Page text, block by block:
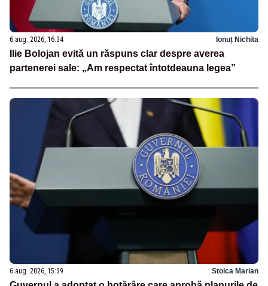
6 aug. 2026, 16:34 Ionuț Nichita
Ilie Bolojan evită un răspuns clar despre averea
partenerei sale: „Am respectat întotdeauna legea”
6 aug. 2026, 15:39 Stoica Marian